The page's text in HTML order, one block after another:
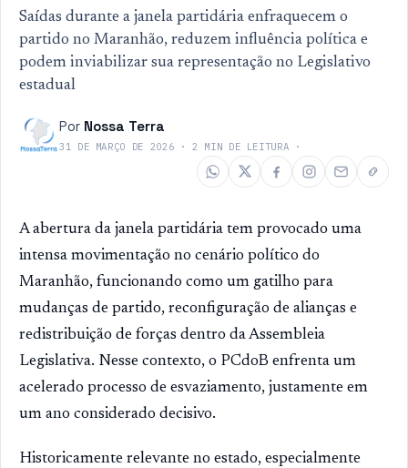
Saídas durante a janela partidária enfraquecem o
partido no Maranhão, reduzem influência política e
podem inviabilizar sua representação no Legislativo
estadual
Por Nossa Terra
31 DE MARÇO DE 2026 ·2 MIN DE LEITURA ·
A abertura da janela partidária tem provocado uma
intensa movimentação no cenário político do
Maranhão, funcionando como um gatilho para
mudanças de partido, reconfiguração de alianças e
redistribuição de forças dentro da Assembleia
Legislativa. Nesse contexto, o PCdoB enfrenta um
acelerado processo de esvaziamento, justamente em
um ano considerado decisivo.
Historicamente relevante no estado, especialmente